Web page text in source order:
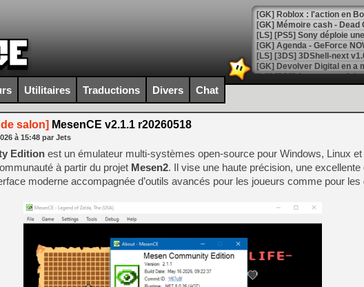
[GK] Roblox : l'action en
[GK] Agenda - GeForce
[GK] Devolver Digital en a
[LS] [PS5] ps5-y2jb-
[GK] Pourquoi Marvel
[GK] Test : Restory : Chill
[GK] GTA 6 : Rockstar
[GK] Hot Wheels Infinite
[GK] Mémoire cash -
[GK] Résultats Nintendo :
[GK] Déjà des
[Mo5] Brickboy cherche à
[GK] Minecraft et ses «
[GK] Beast of
[GK] Ubisoft : fin de partie
[GK] Mémoire cash -
[GK] Dan Houser (GTA)
[GK] Comment EA Sports
[GK] Crimson Moon : un
Utilitaires Traductions Divers Chat
salon] MesenCE v2.1.1 r20260518
à 15:48 par Jets
Edition est un émulateur multi‑systèmes open‑source pour Windows, Linux
à partir du projet Mesen2. Il vise une haute précision, une excellente
moderne accompagnée d’outils avancés pour les joueurs comme pour les